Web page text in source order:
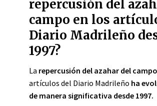
repercusión del
campo en los
Diario Madrileño
1997?
La repercusión del azahar del campo
artículos del Diario Madrileño ha
de manera significativa desde 1997.